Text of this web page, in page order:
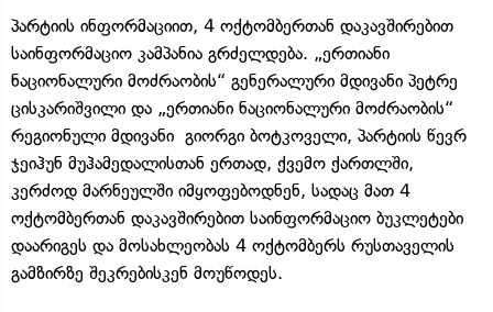
პარტიის ინფორმაციით, 4 ოქტომბერთან დაკავშირებით
საინფორმაციო კამპანია გრძელდება. „ერთიანი
ნაციონალური მოძრაობის“ გენერალური მდივანი პეტრე
ცისკარიშვილი და „ერთიანი ნაციონალური მოძრაობის“
რეგიონული მდივანი გიორგი ბოტკოველი, პარტიის წევრ
ჯეიჰუნ მუჰამედალისთან ერთად, ქვემო ქართლში,
კერძოდ მარნეულში იმყოფებოდნენ, სადაც მათ 4
ოქტომბერთან დაკავშირებით საინფორმაციო ბუკლეტები
დაარიგეს და მოსახლეობას 4 ოქტომბერს რუსთაველის
გამზირზე შეკრებისკენ მოუწოდეს.